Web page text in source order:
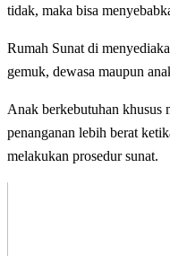
tidak, maka bisa
Rumah Sunat di
gemuk, dewasa maupun
Anak berkebutuhan khusus
penanganan lebih berat
melakukan prosedur sunat.